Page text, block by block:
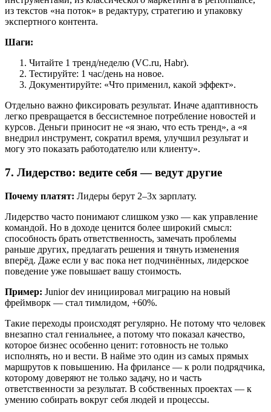
из текстов «на поток» в редактуру, стратегию и упаковку
экспертного контента.
Шаги:
Читайте 1 тренд/неделю (VC.ru, Habr).
Тестируйте: 1 час/день на новое.
Документируйте: «Что применил, какой эффект».
Отдельно важно фиксировать результат. Иначе адаптивность
легко превращается в бессистемное потребление новостей и
курсов. Деньги приносит не «я знаю, что есть тренд», а «я
внедрил инструмент, сократил время, улучшил результат и
могу это показать работодателю или клиенту».
7. Лидерство: ведите себя — ведут другие
Почему платят: Лидеры берут 2–3x зарплату.
Лидерство часто понимают слишком узко — как управление
командой. Но в доходе ценится более широкий смысл:
способность брать ответственность, замечать проблемы
раньше других, предлагать решения и тянуть изменения
вперёд. Даже если у вас пока нет подчинённых, лидерское
поведение уже повышает вашу стоимость.
Пример: Junior dev инициировал миграцию на новый
фреймворк — стал тимлидом, +60%.
Такие переходы происходят регулярно. Не потому что человек
внезапно стал гениальнее, а потому что показал качество,
которое бизнес особенно ценит: готовность не только
исполнять, но и вести. В найме это один из самых прямых
маршрутов к повышению. На фрилансе — к роли подрядчика,
которому доверяют не только задачу, но и часть
ответственности за результат. В собственных проектах — к
умению собирать вокруг себя людей и процессы.